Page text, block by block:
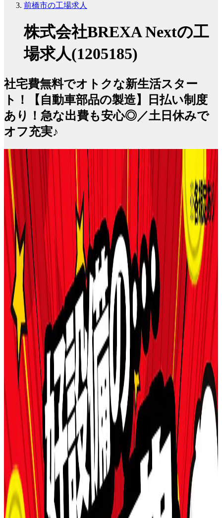
前橋市の工場求人
株式会社BREXA Nextの工
場求人(1205185)
社宅費無料でオトクな新生活スター
ト！【自動車部品の製造】日払い制度
あり！急な出費も安心◎／土日休みで
オフ充実♪